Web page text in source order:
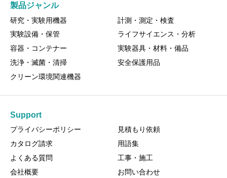
製品ジャンル
研究・実験用機器
計測・測定・検査
実験設備・保管
ライフサイエンス・分析
容器・コンテナー
実験器具・材料・備品
洗浄・滅菌・清掃
安全保護用品
クリーン環境関連機器
Support
プライバシーポリシー
見積もり依頼
カタログ請求
用語集
よくある質問
工事・施工
会社概要
お問い合わせ